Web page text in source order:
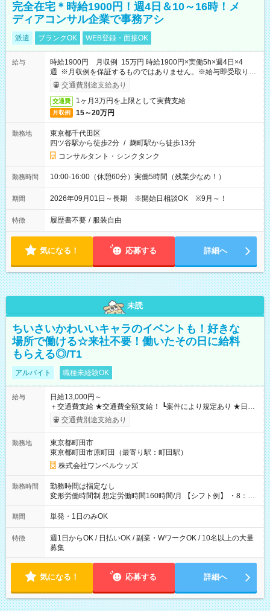
完全在宅＊時給1900円！週4日＆10～16時！メ
ディアコンサル企業で事務アシ
派遣 ブランクOK WEB登録・面接OK
給与
時給1900円 月収例 15万円 時給1900円×実働5h×週4日×4
週 ※月収例を保証するものではありません。※給与即受取りサ
ービス利用可（利用条件有）
交通費別途支給あり
交通費 1ヶ月3万円を上限として実費支給
月収例 15～20万円
勤務地
東京都千代田区
四ツ谷駅から徒歩2分 / 麹町駅から徒歩13分
コンサルタント・シンクタンク
勤務時間 10:00-16:00（休憩60分）実働5時間（残業少なめ！）
期間 2026年09月01日～長期 ※開始日相談OK ※9月～！
特徴 履歴書不要 / 服装自由
気になる！ 応募する 詳細へ
未読
ちいさいかわいいキャラのイベントも！好きな
場所で働ける☆来社不要！働いたその日に給料
もらえる◎/T1
アルバイト 職種未経験OK
給与
日給13,000円～
＋交通費支給 ★交通費全額支給！ ┗案件により規定あり ★日払
いOK！（規定あり） ┗働いたその日に現金GET♪ お仕事後はコ
ンビニATMから 日払い分を引き落とせます！ 【試用期間】試
交通費別途支給あり
勤務地
東京都町田市
東京都町田市原町田（最寄り駅：町田駅）
株式会社ワンベルウッズ
勤務時間
勤務時間は指定なし
変形労働時間制 想定労働時間160時間/月 【シフト例】 ・8：00
～21：00
期間 単発・1日のみOK
特徴
週1日からOK / 日払いOK / 副業・WワークOK / 10名以上の大量
募集
気になる！ 応募する 詳細へ